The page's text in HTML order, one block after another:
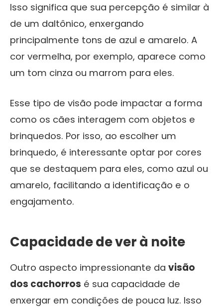
Isso significa que sua percepção é similar à
de um daltônico, enxergando
principalmente tons de azul e amarelo. A
cor vermelha, por exemplo, aparece como
um tom cinza ou marrom para eles.
Esse tipo de visão pode impactar a forma
como os cães interagem com objetos e
brinquedos. Por isso, ao escolher um
brinquedo, é interessante optar por cores
que se destaquem para eles, como azul ou
amarelo, facilitando a identificação e o
engajamento.
Capacidade de ver à noite
Outro aspecto impressionante da visão
dos cachorros é sua capacidade de
enxergar em condições de pouca luz. Isso